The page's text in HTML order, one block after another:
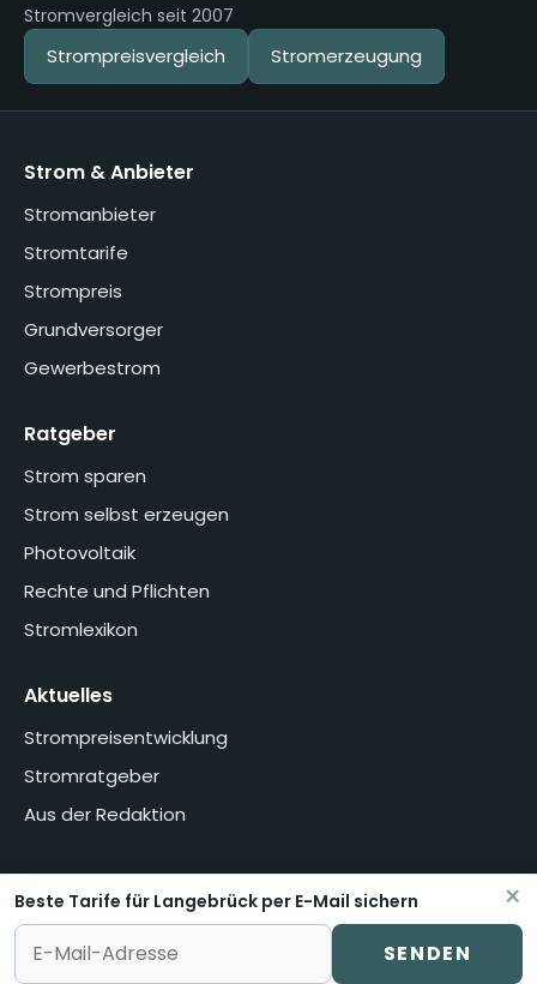
Stromvergleich seit 2007
Strompreisvergleich Stromerzeugung
Strom & Anbieter
Stromanbieter
Stromtarife
Strompreis
Grundversorger
Gewerbestrom
Ratgeber
Strom sparen
Strom selbst erzeugen
Photovoltaik
Rechte und Pflichten
Stromlexikon
Aktuelles
Strompreisentwicklung
Stromratgeber
Aus der Redaktion
HomeÜber unsMethodikPresseDatenschutzerklärung
Impressum
Vertrag widerrufen oder kündigen
© stromvermittlung.de
×
Beste Tarife für Langebrück per E-Mail sichern
SENDEN